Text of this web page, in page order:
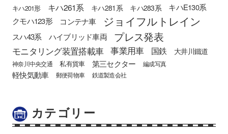
キハ201形
キハ261系 キハ281系 キハ283系
キハE130系
クモハ123形
コンテナ車 ジョイフルトレイン
スハ43系 ハイブリッド車両 プレス発表
モニタリング装置搭載車 事業用車 国鉄 大井川鐵道
神奈川中央交通 私有貨車 第三セクター 編成写真
軽快気動車 郵便荷物車 鉄道製造会社
カテゴリー